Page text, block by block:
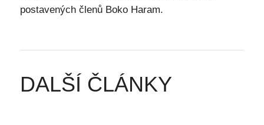
postavených členů Boko Haram.
DALŠÍ ČLÁNKY